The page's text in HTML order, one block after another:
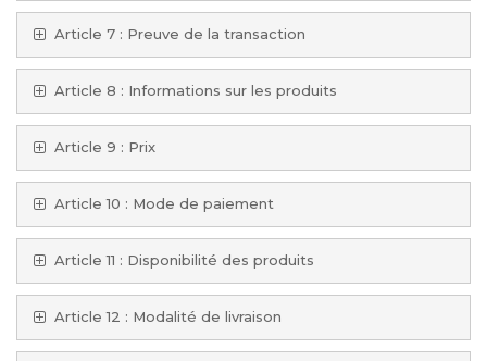
Article 7 : Preuve de la transaction
Article 8 : Informations sur les produits
Article 9 : Prix
Article 10 : Mode de paiement
Article 11 : Disponibilité des produits
Article 12 : Modalité de livraison